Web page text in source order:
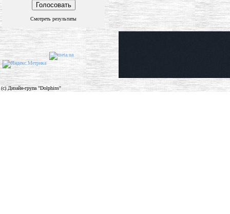
Смотреть результаты
(c) Дизайн-група "Dolphins"